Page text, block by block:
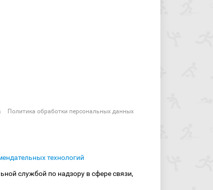
Политика обработки персональных данных
технологий
службой по надзору в сфере связи,